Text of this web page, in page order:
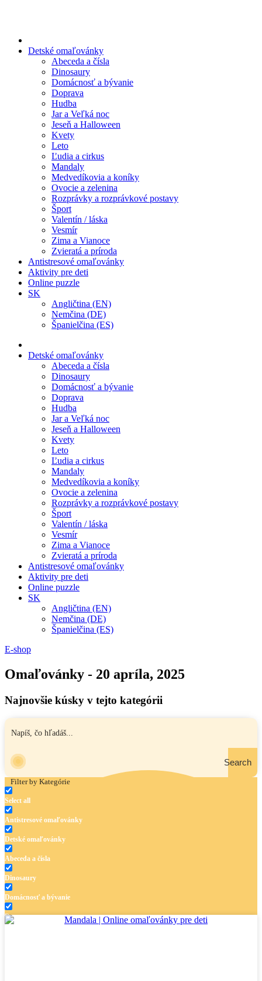
Detské omaľovánky
Abeceda a čísla
Dinosaury
Domácnosť a bývanie
Doprava
Hudba
Jar a Veľká noc
Jeseň a Halloween
Kvety
Leto
Ľudia a cirkus
Mandaly
Medvedíkovia a koníky
Ovocie a zelenina
Rozprávky a rozprávkové postavy
Šport
Valentín / láska
Vesmír
Zima a Vianoce
Zvieratá a príroda
Antistresové omaľovánky
Aktivity pre deti
Online puzzle
SK
Angličtina (EN)
Nemčina (DE)
Španielčina (ES)
Detské omaľovánky
Abeceda a čísla
Dinosaury
Domácnosť a bývanie
Doprava
Hudba
Jar a Veľká noc
Jeseň a Halloween
Kvety
Leto
Ľudia a cirkus
Mandaly
Medvedíkovia a koníky
Ovocie a zelenina
Rozprávky a rozprávkové postavy
Šport
Valentín / láska
Vesmír
Zima a Vianoce
Zvieratá a príroda
Antistresové omaľovánky
Aktivity pre deti
Online puzzle
SK
Angličtina (EN)
Nemčina (DE)
Španielčina (ES)
E-shop
Omaľovánky - 20 apríla, 2025
Najnovšie kúsky v tejto kategórii
Search
Filter by Kategórie
Select all
Antistresové omaľovánky
Detské omaľovánky
Abeceda a čísla
Dinosaury
Domácnosť a bývanie
Doprava